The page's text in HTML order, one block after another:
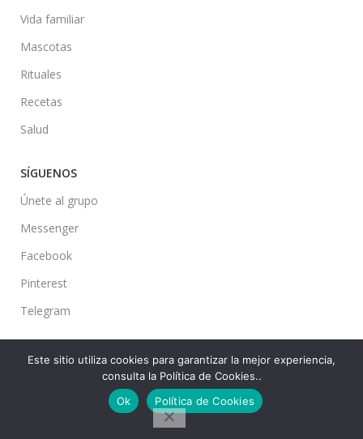
Vida familiar
Mascotas
Rituales
Recetas
Salud
SÍGUENOS
Únete al grupo
Messenger
Facebook
Pinterest
Telegram
2022 Created ByCMS. Premium Blog Solutions.
Este sitio utiliza cookies para garantizar la mejor experiencia,
consulta la Política de Cookies..
Ok
Política de Cookies